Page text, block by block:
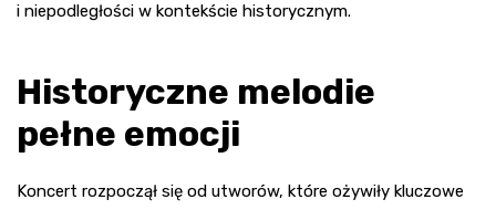
i niepodległości w kontekście historycznym.
Historyczne melodie
pełne emocji
Koncert rozpoczął się od utworów, które ożywiły kluczowe